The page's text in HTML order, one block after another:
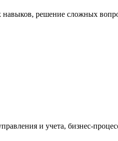
решение сложных
и учета, бизнес-